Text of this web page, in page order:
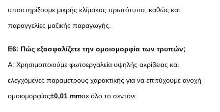
υποστηρίξουμε μικρής κλίμακας πρωτότυπα, καθώς και
παραγγελίες μαζικής παραγωγής.
Ε6: Πώς εξασφαλίζετε την ομοιομορφία των τρυπών;
Α: Χρησιμοποιούμε φωτοεργαλεία υψηλής ακρίβειας και
ελεγχόμενες παραμέτρους χαρακτικής για να επιτύχουμε ανοχή
ομοιομορφίας±0,01 mmσε όλο το σεντόνι.